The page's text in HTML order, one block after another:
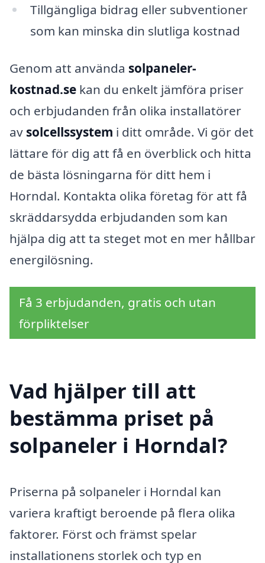
Tillgängliga bidrag eller subventioner
som kan minska din slutliga kostnad
Genom att använda solpaneler-
kostnad.se kan du enkelt jämföra priser
och erbjudanden från olika installatörer
av solcellssystem i ditt område. Vi gör det
lättare för dig att få en överblick och hitta
de bästa lösningarna för ditt hem i
Horndal. Kontakta olika företag för att få
skräddarsydda erbjudanden som kan
hjälpa dig att ta steget mot en mer hållbar
energilösning.
Få 3 erbjudanden, gratis och utan
förpliktelser
Vad hjälper till att
bestämma priset på
solpaneler i Horndal?
Priserna på solpaneler i Horndal kan
variera kraftigt beroende på flera olika
faktorer. Först och främst spelar
installationens storlek och typ en